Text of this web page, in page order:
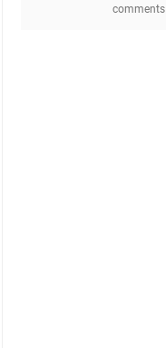
comments